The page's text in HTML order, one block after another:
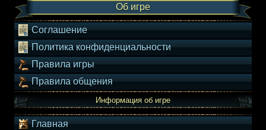
Об игре
Соглашение
Политика конфиденциальности
Правила игры
Правила общения
Информация об игре
Главная